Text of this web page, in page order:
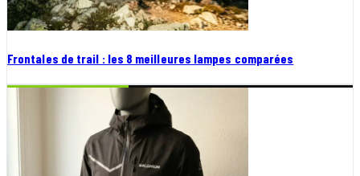
Frontales de trail : les 8 meilleures lampes comparées